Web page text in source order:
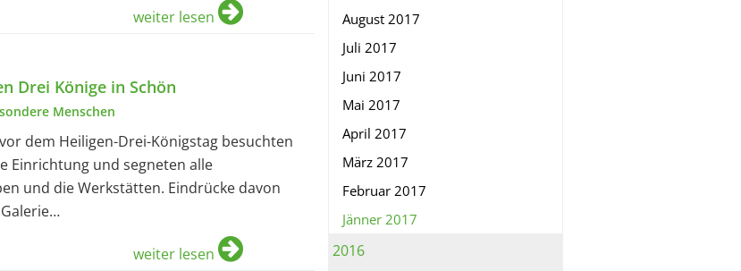
August 2017
Juli 2017
Juni 2017
Mai 2017
April 2017
März 2017
Februar 2017
Jänner 2017
2016
weiter lesen
Drei Könige in Schön
Menschen
dem Heiligen-Drei-Königstag besuchten
Einrichtung und segneten alle
und die Werkstätten. Eindrücke davon
weiter lesen